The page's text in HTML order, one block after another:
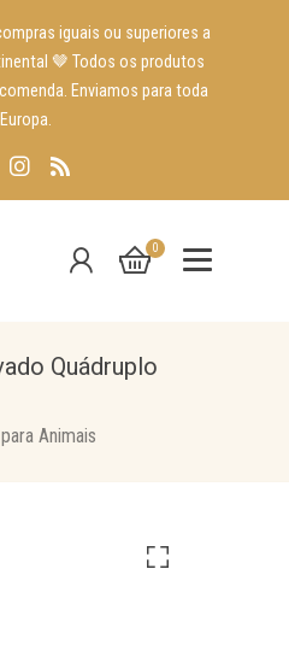
iguais ou superiores a
🤎 Todos os produtos
Enviamos para toda
0
Quádruplo
Animais